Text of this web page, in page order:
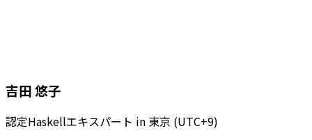
吉田 悠子
認定Haskellエキスパート in 東京 (UTC+9)